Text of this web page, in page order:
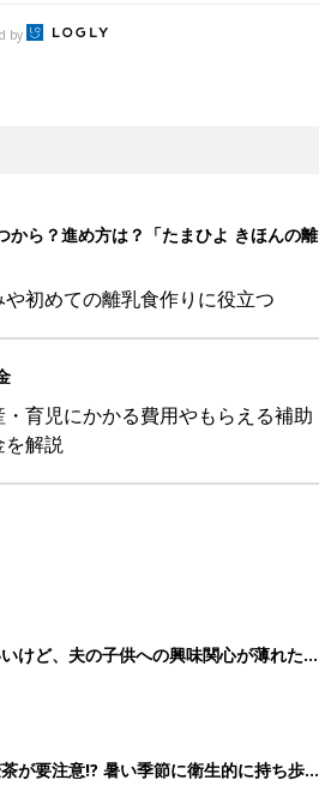
by
から？進め方は？「たまひよ きほんの離
初めての離乳食作りに役立つ
育児にかかる費用やもらえる補助
を解説
けど、夫の子供への興味関心が薄れた気
が要注意!? 暑い季節に衛生的に持ち歩